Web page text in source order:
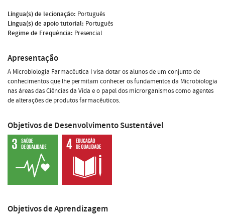
Língua(s) de lecionação: Português
Língua(s) de apoio tutorial: Português
Regime de Frequência: Presencial
Apresentação
A Microbiologia Farmacêutica I visa dotar os alunos de um conjunto de
conhecimentos que lhe permitam conhecer os fundamentos da Microbiologia
nas áreas das Ciências da Vida e o papel dos microrganismos como agentes
de alterações de produtos farmacêuticos.
Objetivos de Desenvolvimento Sustentável
Objetivos de Aprendizagem